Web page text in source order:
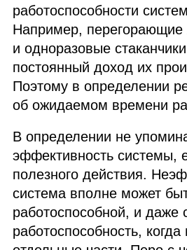
работоспособности
Например, перегорающие
и одноразовые
постоянный доход их
Поэтому в определении
об ожидаемом времени
В определении не
эффективность системы,
полезного действия.
система вполне может
работоспособной, и даже
работоспособность,